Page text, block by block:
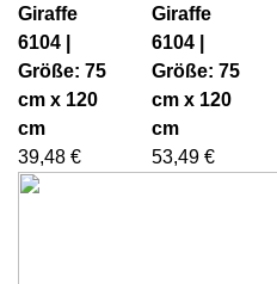
Giraffe
6104 |
Größe: 75
cm x 120
cm
39,48 €
Giraffe
6104 |
Größe: 75
cm x 120
cm
53,49 €